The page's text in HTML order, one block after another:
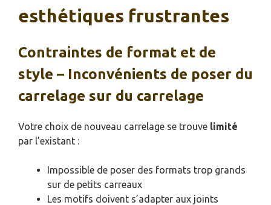
esthétiques frustrantes
Contraintes de format et de
style – Inconvénients de poser du
carrelage sur du carrelage
Votre choix de nouveau carrelage se trouve limité
par l’existant :
Impossible de poser des formats trop grands
sur de petits carreaux
Les motifs doivent s’adapter aux joints